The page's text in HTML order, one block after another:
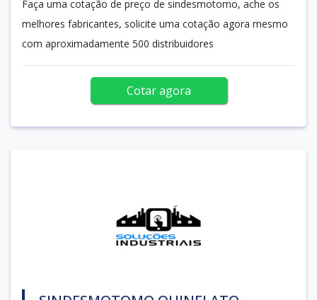
Faça uma cotação de preço de sindesmotomo, ache os
melhores fabricantes, solicite uma cotação agora mesmo
com aproximadamente 500 distribuidores
Cotar agora